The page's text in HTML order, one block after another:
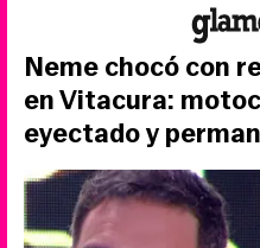
Neme chocó con
en Vitacura:
eyectado y